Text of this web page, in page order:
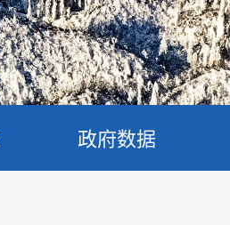
政府数据